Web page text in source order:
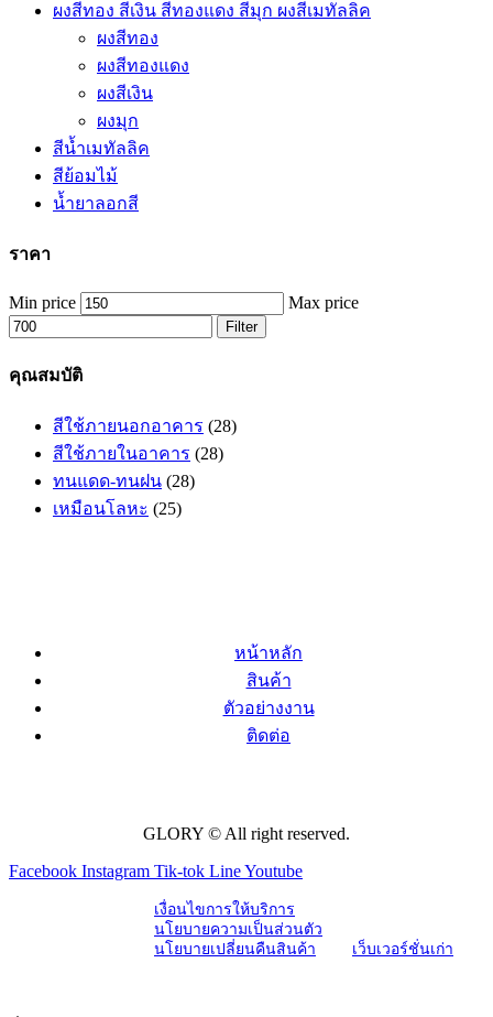
ผงสีทอง สีเงิน สีทองแดง สีมุก ผงสีเมทัลลิค
ผงสีทอง
ผงสีทองแดง
ผงสีเงิน
ผงมุก
สีน้ำเมทัลลิค
สีย้อมไม้
น้ำยาลอกสี
ราคา
Min price Max price
Filter
คุณสมบัติ
สีใช้ภายนอกอาคาร (28)
สีใช้ภายในอาคาร (28)
ทนแดด-ทนฝน (28)
เหมือนโลหะ (25)
หน้าหลัก
สินค้า
ตัวอย่างงาน
ติดต่อ
GLORY © All right reserved.
Facebook Instagram Tik-tok LineYoutube
เงื่อนไขการให้บริการ
นโยบายความเป็นส่วนตัว
นโยบายเปลี่ยนคืนสินค้า
เว็บเวอร์ชั่นเก่า